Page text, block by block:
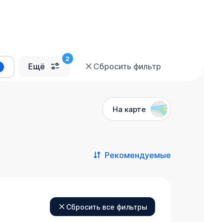
Ещё Сбросить фильтр
На карте
Рекомендуемые
Сбросить все фильтры